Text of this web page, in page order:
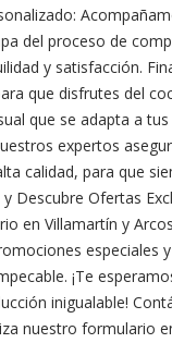
del proceso de
y satisfacción.
que disfrutes del
que se adapta a tus
expertos
calidad, para que
Descubre Ofertas
en Villamartín y
especiales
¡Te
inigualable!
nuestro formulario